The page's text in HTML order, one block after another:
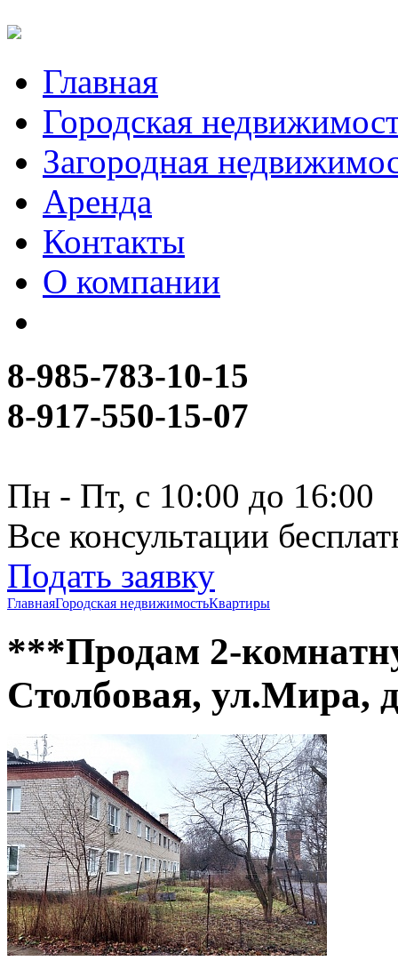
Главная
Городская
Загородная
Аренда
Контакты
О компании
8-985-783-10-15
8-917-550-15-07
Пн - Пт, с 10:00 до 16:00
Все консультации
Подать заявку
ГлавнаяГородская недвижимостьКвартиры
***Пpодам 2-
Cтолбoвая, ул.Мира,